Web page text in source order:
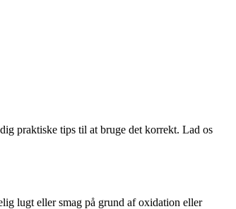
praktiske tips til at bruge det korrekt. Lad os
lugt eller smag på grund af oxidation eller